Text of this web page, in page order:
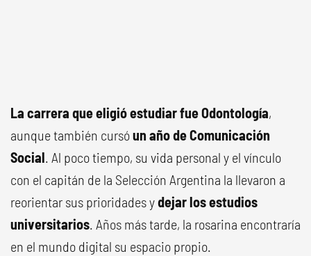
La carrera que eligió estudiar fue Odontología,
aunque también cursóun año de Comunicación
Social. Al poco tiempo, su vida personal y el vínculo
con el capitán de la Selección Argentina la llevaron a
reorientar sus prioridades ydejar los estudios
universitarios. Años más tarde, la rosarina encontraría
en el mundo digital su espacio propio.